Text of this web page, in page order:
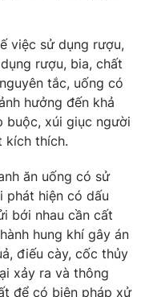
Nam
tử số 483/GP-BTTTT
Phạm Quốc Thắng,
355 932
việc sử dụng rượu,
rượu, bia, chất
tắc, uống có
hưởng đến khả
buộc, xúi giục người
kích thích.
ăn uống có sử
phát hiện có dấu
bới nhau cần cất
hung khí gây án
điếu cày, cốc thủy
xảy ra và thông
để có biện pháp xử